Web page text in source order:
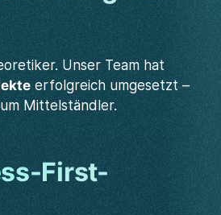
Unser Team hat
erfolgreich umgesetzt –
Mittelständler.
First-